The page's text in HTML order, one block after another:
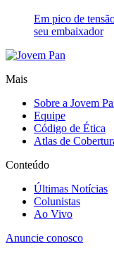
Em pico de
seu embaixador
Mais
Sobre a Jovem
Equipe
Código de Ética
Atlas de
Conteúdo
Últimas Notícias
Colunistas
Ao Vivo
Anuncie conosco